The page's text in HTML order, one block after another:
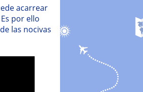
acarrear
por ello
las nocivas